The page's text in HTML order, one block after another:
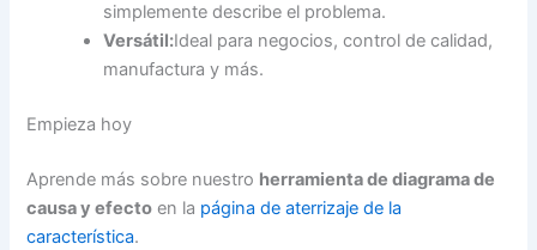
simplemente describe el problema.
Versátil:Ideal para negocios, control de calidad,
manufactura y más.
Empieza hoy
Aprende más sobre nuestro herramienta de diagrama de
causa y efecto en la página de aterrizaje de la
característica.